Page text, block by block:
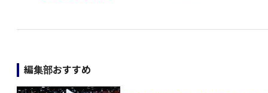
編集部おすすめ